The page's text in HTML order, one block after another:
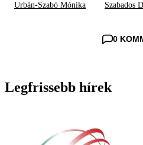
Urbán-Szabó Mónika Szabados
0
Legfrissebb hírek